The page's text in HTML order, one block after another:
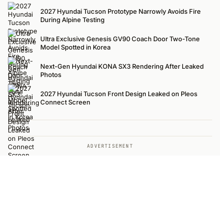
2027 Hyundai Tucson Prototype Narrowly Avoids Fire
During Alpine Testing
Ultra Exclusive Genesis GV90 Coach Door Two-Tone
Model Spotted in Korea
Next-Gen Hyundai KONA SX3 Rendering After Leaked
Photos
2027 Hyundai Tucson Front Design Leaked on Pleos
Connect Screen
ADVERTISEMENT